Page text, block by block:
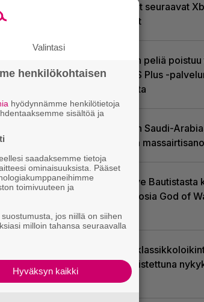
on
Tässä ovat seuraavat
Pass -pelit
4
Yhdeksän peliä poistuu
kuussa PS Plus -
tarjonnasta
EA myytiin Saudi-
odotetaan
6
Huhu: Dave Bautistasta
uutta Kratosia God of
pääosaan
PS1-ajan
palaa uudistettuna
ja PC:lle
Valintasi
henkilökohtaisen
hyödynnämme henkilötietoja
sisältöä ja
saadaksemme tietoja
ominaisuuksista. Pääset
toimivuuteen ja
jos niillä on siihen
milloin tahansa seuraavalla
Hyväksyn kaikki